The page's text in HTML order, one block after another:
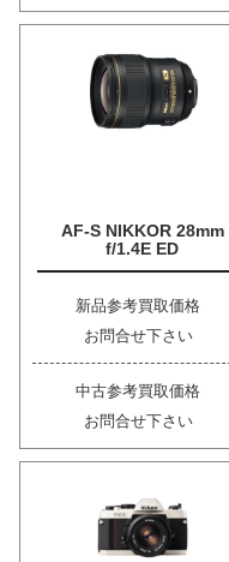
AF-S NIKKOR 28mm
f/1.4E ED
新品参考買取価格
お問合せ下さい
中古参考買取価格
お問合せ下さい